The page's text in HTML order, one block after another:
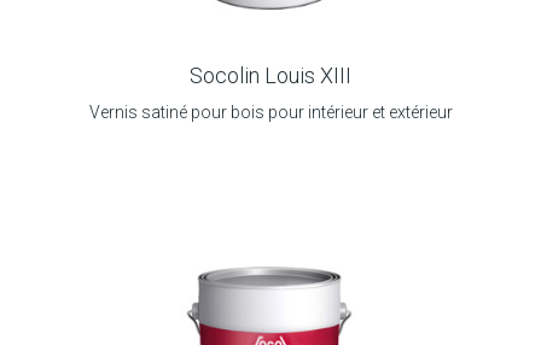
Socolin Louis XIII
Vernis satiné pour bois pour intérieur et extérieur